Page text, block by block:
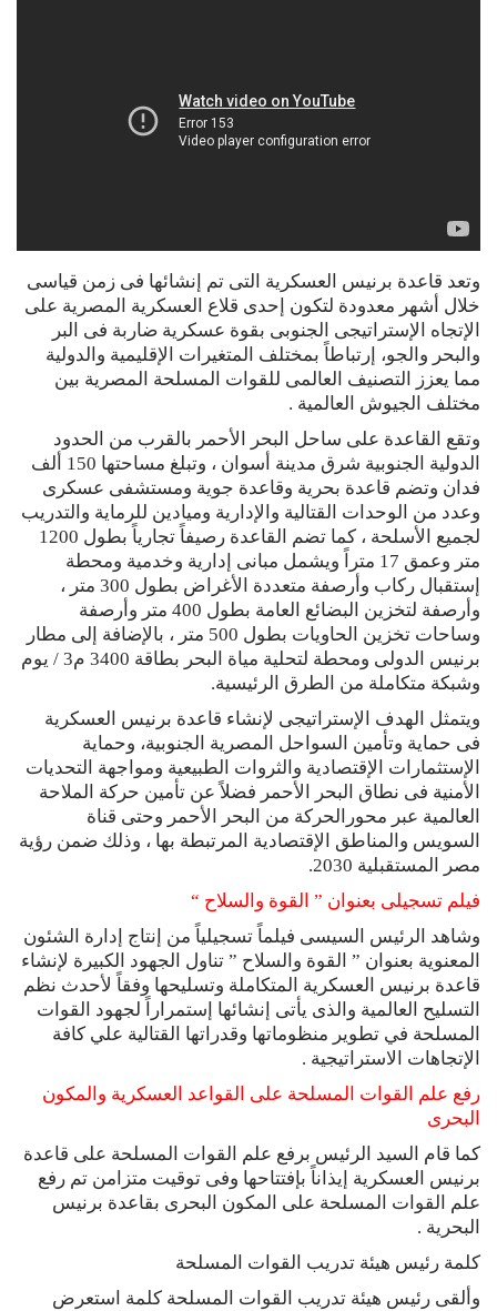
وتعد قاعدة برنيس العسكرية التى تم إنشائها فى زمن قياسى
خلال أشهر معدودة لتكون إحدى قلاع العسكرية المصرية على
الإتجاه الإستراتيجى الجنوبى بقوة عسكرية ضاربة فى البر
والبحر والجو، إرتباطاً بمختلف المتغيرات الإقليمية والدولية
مما يعزز التصنيف العالمى للقوات المسلحة المصرية بين
مختلف الجيوش العالمية .
وتقع القاعدة على ساحل البحر الأحمر بالقرب من الحدود
الدولية الجنوبية شرق مدينة أسوان ، وتبلغ مساحتها 150 ألف
فدان وتضم قاعدة بحرية وقاعدة جوية ومستشفى عسكرى
وعدد من الوحدات القتالية والإدارية وميادين للرماية والتدريب
لجميع الأسلحة ، كما تضم القاعدة رصيفاً تجارياً بطول 1200
متر وعمق 17 متراً ويشمل مبانى إدارية وخدمية ومحطة
إستقبال ركاب وأرصفة متعددة الأغراض بطول 300 متر ،
وأرصفة لتخزين البضائع العامة بطول 400 متر وأرصفة
وساحات تخزين الحاويات بطول 500 متر ، بالإضافة إلى مطار
برنيس الدولى ومحطة لتحلية مياة البحر بطاقة 3400 م3 / يوم
وشبكة متكاملة من الطرق الرئيسية.
ويتمثل الهدف الإستراتيجى لإنشاء قاعدة برنيس العسكرية
فى حماية وتأمين السواحل المصرية الجنوبية، وحماية
الإستثمارات الإقتصادية والثروات الطبيعية ومواجهة التحديات
الأمنية فى نطاق البحر الأحمر فضلاً عن تأمين حركة الملاحة
العالمية عبر محورالحركة من البحر الأحمر وحتى قناة
السويس والمناطق الإقتصادية المرتبطة بها ، وذلك ضمن رؤية
مصر المستقبلية 2030.
فيلم تسجيلى بعنوان ” القوة والسلاح “
وشاهد الرئيس السيسى فيلماً تسجيلياً من إنتاج إدارة الشئون
المعنوية بعنوان ” القوة والسلاح ” تناول الجهود الكبيرة لإنشاء
قاعدة برنيس العسكرية المتكاملة وتسليحها وفقاً لأحدث نظم
التسليح العالمية والذى يأتى إنشائها إستمراراً لجهود القوات
المسلحة في تطوير منظوماتها وقدراتها القتالية علي كافة
الإتجاهات الاستراتيجية .
رفع علم القوات المسلحة على القواعد العسكرية والمكون
البحرى
كما قام السيد الرئيس برفع علم القوات المسلحة على قاعدة
برنيس العسكرية إيذاناً بإفتتاحها وفى توقيت متزامن تم رفع
علم القوات المسلحة على المكون البحرى بقاعدة برنيس
البحرية .
كلمة رئيس هيئة تدريب القوات المسلحة
وألقى رئيس هيئة تدريب القوات المسلحة كلمة استعرض